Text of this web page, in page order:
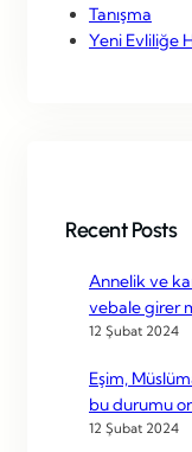
Tanışma
Yeni Evliliğe
Recent Posts
Annelik ve
vebale girer
12 Şubat 2024
Eşim,
bu durumu
12 Şubat 2024